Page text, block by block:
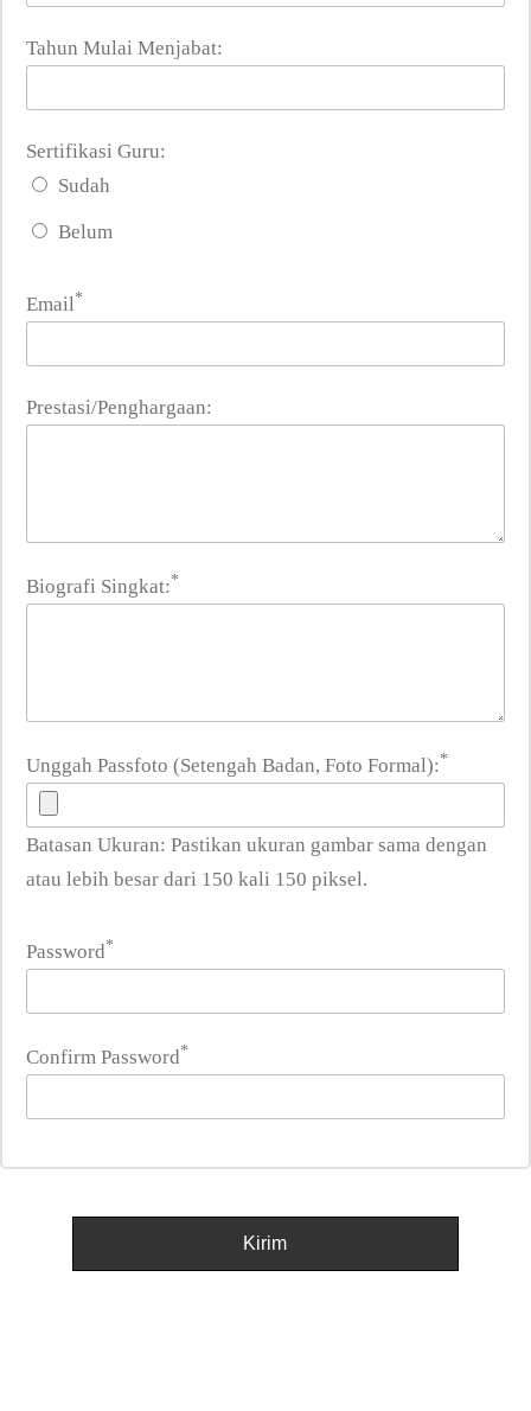
Tahun Mulai Menjabat:
Sertifikasi Guru:
Sudah
Belum
Email*
Prestasi/Penghargaan:
Biografi Singkat:*
Unggah Passfoto (Setengah Badan, Foto Formal):*
Batasan Ukuran: Pastikan ukuran gambar sama dengan
atau lebih besar dari 150 kali 150 piksel.
Password*
Confirm Password*